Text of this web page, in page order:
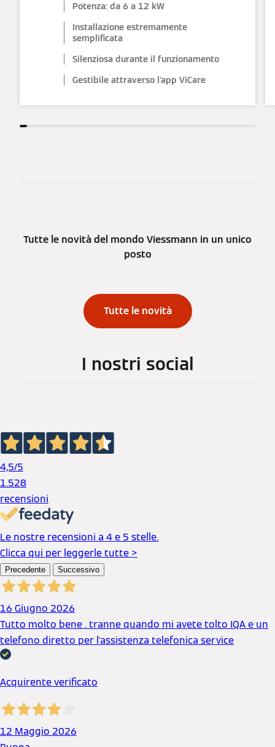
Potenza: da 6 a 12 kW
Installazione estremamente
semplificata
Silenziosa durante il funzionamento
Gestibile attraverso l'app ViCare
Tutte le novità del mondo Viessmann in un unico
posto
Tutte le novità
I nostri social
4,5/5
1.528
recensioni
Le nostre recensioni a 4 e 5 stelle.
Clicca qui per leggerle tutte >
Precedente Successivo
16 Giugno 2026
Tutto molto bene . tranne quando mi avete tolto IQA e un
telefono diretto per l'assistenza telefonica service
Acquirente verificato
12 Maggio 2026